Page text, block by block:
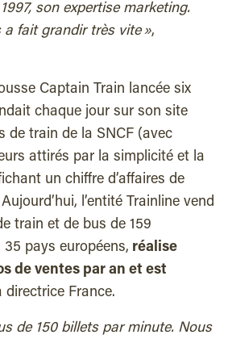
son expertise marketing.
a fait grandir très vite »,
Captain Train lancée six
chaque jour sur son site
de train de la SNCF (avec
attirés par la simplicité et la
un chiffre d’affaires de
l’entité Trainline vend
train et de bus de 159
pays européens, réalise
de ventes par an et est
directrice France.
de 150 billets par minute. Nous